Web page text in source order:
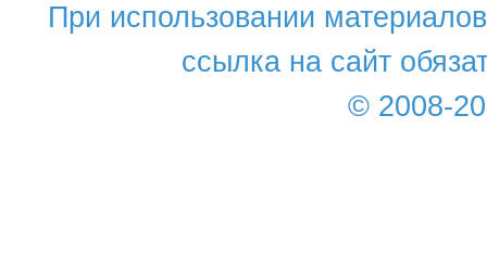
При использовании
ссылка на сайт
© 2008-